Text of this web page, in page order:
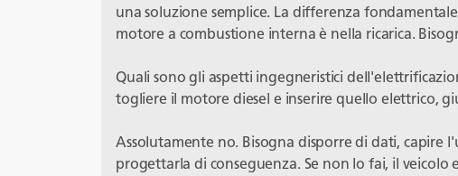
una soluzione semplice. La differenza
motore a combustione interna è nella ricarica.
Quali sono gli aspetti ingegneristici
togliere il motore diesel e inserire quello elettrico,
Assolutamente no. Bisogna disporre di dati, capire
progettarla di conseguenza. Se non lo fai, il